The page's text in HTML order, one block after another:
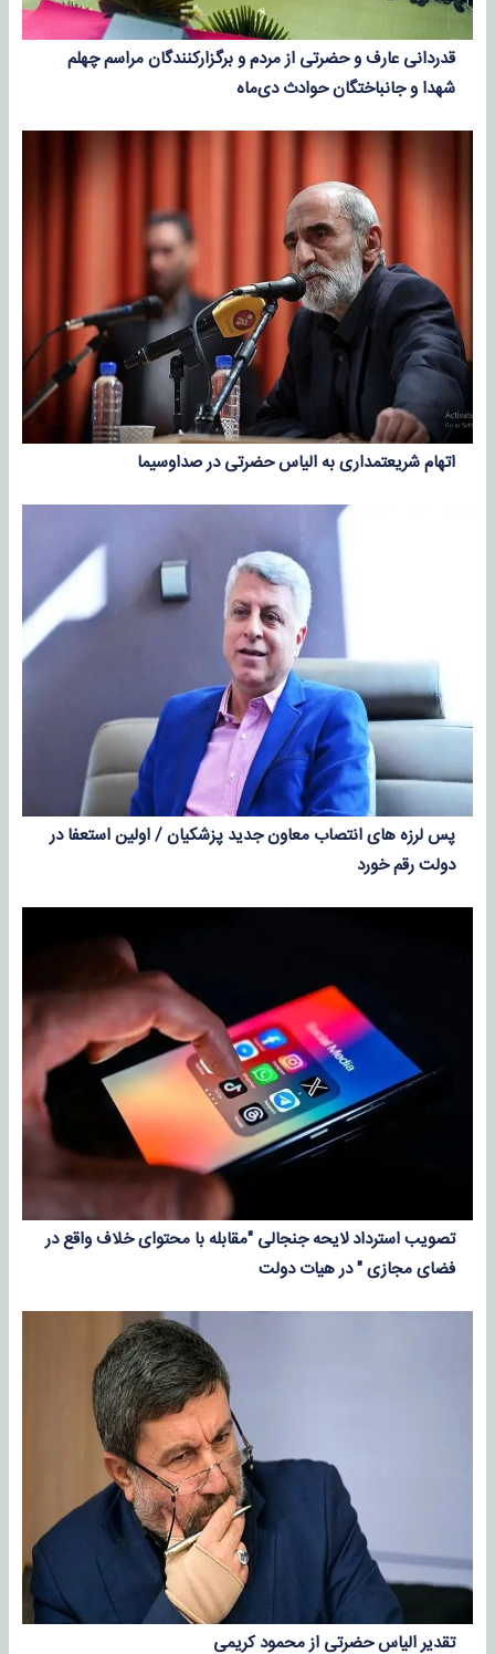
قدردانی عارف و حضرتی از مردم و برگزارکنندگان مراسم چهلم
شهدا و جانباختگان حوادث دی‌ماه
اتهام شریعتمداری به الیاس حضرتی در صداوسیما
پس لرزه های انتصاب معاون جدید پزشکیان / اولین استعفا در
دولت رقم خورد
تصویب استرداد لایحه جنجالی "مقابله با محتوای خلاف واقع در
فضای مجازی " در هیات دولت
تقدیر الیاس حضرتی از محمود کریمی